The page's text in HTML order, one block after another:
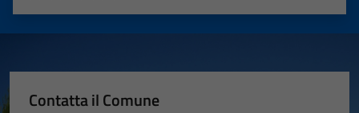
Valuta 5 stelle su 5
Valuta 4 stelle su 5
Valuta 3 stelle su 5
Valuta 2 stelle su 5
Valuta 1 stelle su 5
Contatta il Comune